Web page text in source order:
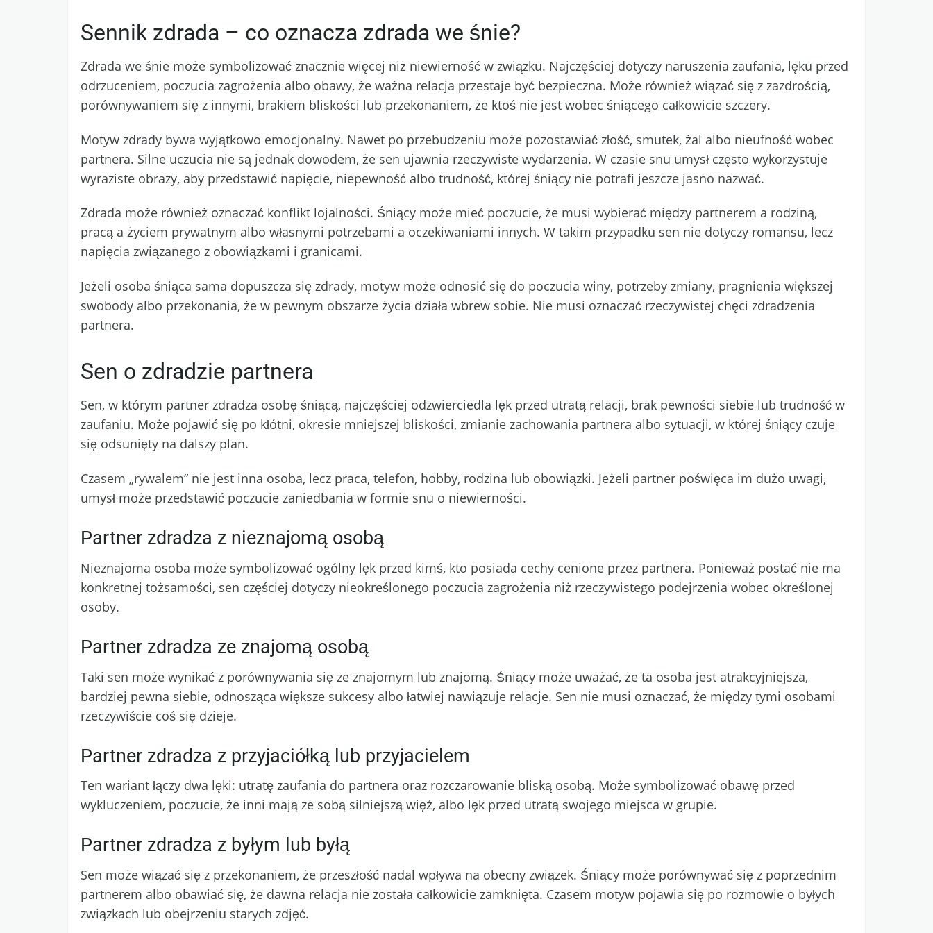
Sennik zdrada – co oznacza zdrada we śnie?
Zdrada we śnie może symbolizować znacznie więcej niż niewierność w związku. Najczęściej dotyczy naruszenia zaufania, lęku przed
odrzuceniem, poczucia zagrożenia albo obawy, że ważna relacja przestaje być bezpieczna. Może również wiązać się z zazdrością,
porównywaniem się z innymi, brakiem bliskości lub przekonaniem, że ktoś nie jest wobec śniącego całkowicie szczery.
Motyw zdrady bywa wyjątkowo emocjonalny. Nawet po przebudzeniu może pozostawiać złość, smutek, żal albo nieufność wobec
partnera. Silne uczucia nie są jednak dowodem, że sen ujawnia rzeczywiste wydarzenia. W czasie snu umysł często wykorzystuje
wyraziste obrazy, aby przedstawić napięcie, niepewność albo trudność, której śniący nie potrafi jeszcze jasno nazwać.
Zdrada może również oznaczać konflikt lojalności. Śniący może mieć poczucie, że musi wybierać między partnerem a rodziną,
pracą a życiem prywatnym albo własnymi potrzebami a oczekiwaniami innych. W takim przypadku sen nie dotyczy romansu, lecz
napięcia związanego z obowiązkami i granicami.
Jeżeli osoba śniąca sama dopuszcza się zdrady, motyw może odnosić się do poczucia winy, potrzeby zmiany, pragnienia większej
swobody albo przekonania, że w pewnym obszarze życia działa wbrew sobie. Nie musi oznaczać rzeczywistej chęci zdradzenia
partnera.
Sen o zdradzie partnera
Sen, w którym partner zdradza osobę śniącą, najczęściej odzwierciedla lęk przed utratą relacji, brak pewności siebie lub trudność w
zaufaniu. Może pojawić się po kłótni, okresie mniejszej bliskości, zmianie zachowania partnera albo sytuacji, w której śniący czuje
się odsunięty na dalszy plan.
Czasem „rywalem” nie jest inna osoba, lecz praca, telefon, hobby, rodzina lub obowiązki. Jeżeli partner poświęca im dużo uwagi,
umysł może przedstawić poczucie zaniedbania w formie snu o niewierności.
Partner zdradza z nieznajomą osobą
Nieznajoma osoba może symbolizować ogólny lęk przed kimś, kto posiada cechy cenione przez partnera. Ponieważ postać nie ma
konkretnej tożsamości, sen częściej dotyczy nieokreślonego poczucia zagrożenia niż rzeczywistego podejrzenia wobec określonej
osoby.
Partner zdradza ze znajomą osobą
Taki sen może wynikać z porównywania się ze znajomym lub znajomą. Śniący może uważać, że ta osoba jest atrakcyjniejsza,
bardziej pewna siebie, odnosząca większe sukcesy albo łatwiej nawiązuje relacje. Sen nie musi oznaczać, że między tymi osobami
rzeczywiście coś się dzieje.
Partner zdradza z przyjaciółką lub przyjacielem
Ten wariant łączy dwa lęki: utratę zaufania do partnera oraz rozczarowanie bliską osobą. Może symbolizować obawę przed
wykluczeniem, poczucie, że inni mają ze sobą silniejszą więź, albo lęk przed utratą swojego miejsca w grupie.
Partner zdradza z byłym lub byłą
Sen może wiązać się z przekonaniem, że przeszłość nadal wpływa na obecny związek. Śniący może porównywać się z poprzednim
partnerem albo obawiać się, że dawna relacja nie została całkowicie zamknięta. Czasem motyw pojawia się po rozmowie o byłych
związkach lub obejrzeniu starych zdjęć.